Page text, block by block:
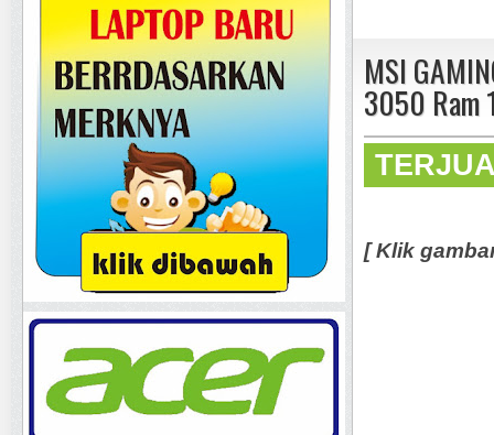
MSI
3050 Ram
[ Klik